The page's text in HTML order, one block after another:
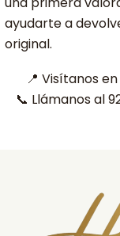
ayudarte a
original.
📍 Visítanos en
📞 Llámanos al